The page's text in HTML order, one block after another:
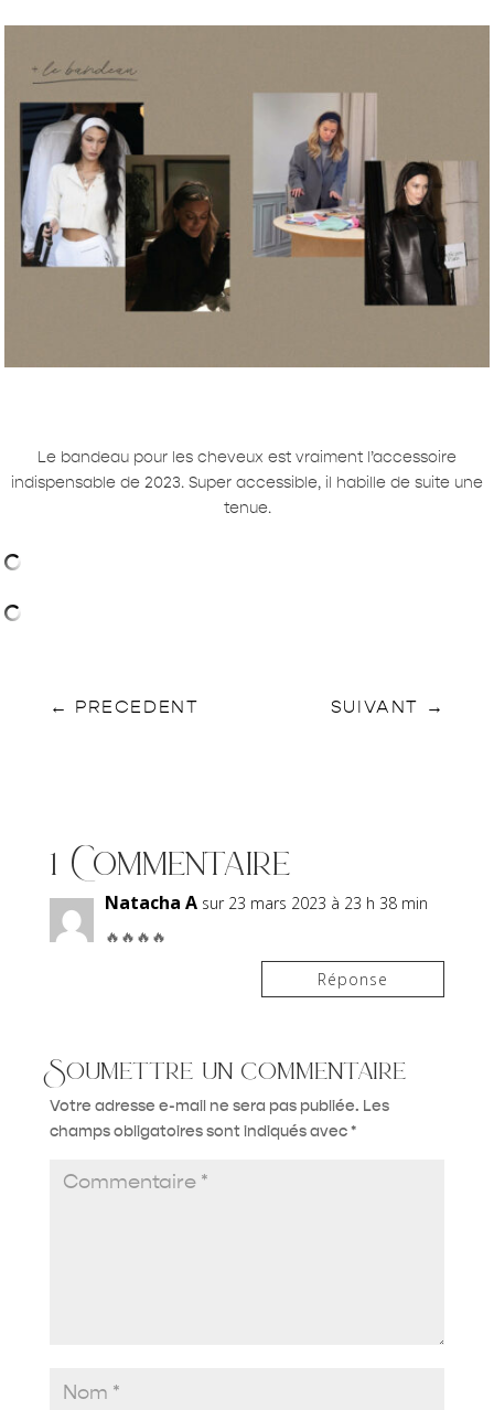
Le bandeau pour les cheveux est vraiment l’accessoire
indispensable de 2023. Super accessible, il habille de suite une
tenue.
← PRECEDENT SUIVANT →
1 Commentaire
Natacha A sur 23 mars 2023 à 23 h 38 min
🔥🔥🔥🔥
Réponse
Soumettre un commentaire
Votre adresse e-mail ne sera pas publiée. Les
champs obligatoires sont indiqués avec*